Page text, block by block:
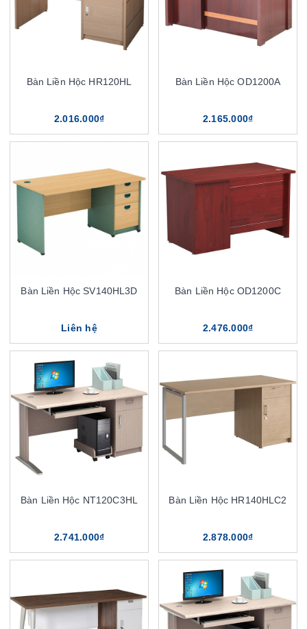
Bàn Liền Hộc HR120HL
2.016.000₫
Bàn Liền Hộc OD1200A
2.165.000₫
Bàn Liền Hộc SV140HL3D
Liên hệ
Bàn Liền Hộc OD1200C
2.476.000₫
Bàn Liền Hộc NT120C3HL
2.741.000₫
Bàn Liền Hộc HR140HLC2
2.878.000₫